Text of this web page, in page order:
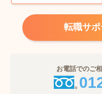
転職サ
お電話でのご